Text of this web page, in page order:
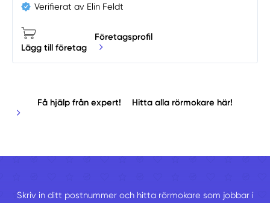
Verifierat av Elin Feldt
Lägg till företag
Företagsprofil
Få hjälp från expert! Hitta alla rörmokare här!
Skriv in ditt postnummer och hitta rörmokare som jobbar i